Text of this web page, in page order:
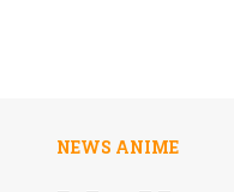
NEWS ANIME